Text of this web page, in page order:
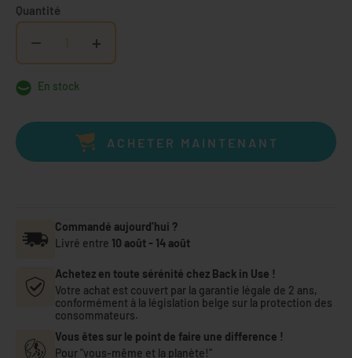
Quantité
− +
En stock
ACHETER MAINTENANT
Commandé aujourd’hui ?
Livré entre 10 août- 14 août
Achetez en toute sérénité chez Back in Use !
Votre achat est couvert par la garantie légale de 2 ans,
conformément à la législation belge sur la protection des
consommateurs.
Vous êtes sur le point de faire une difference !
Pour "vous-même et la planète!"